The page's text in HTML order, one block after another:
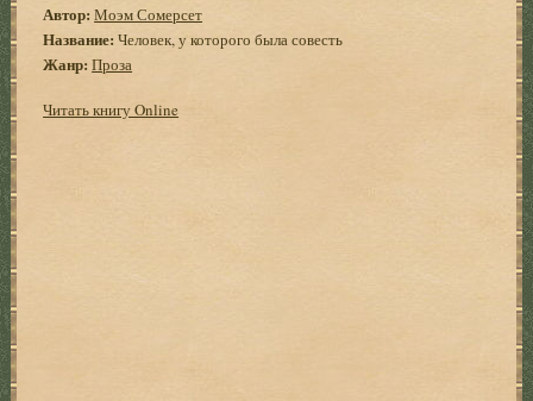
Автор: Моэм Сомерсет
Название: Человек, у которого была совесть
Жанр: Проза
Читать книгу Online